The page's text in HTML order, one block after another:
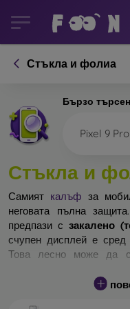
Стъкла и фолиа
Бързо
Pixel 9 Pro
Стъкла и
Самият калъф за
неговата пълна
предпази с закалено
счупен дисплей е сред
Това лесно може да
Неразбиваемо стъкло